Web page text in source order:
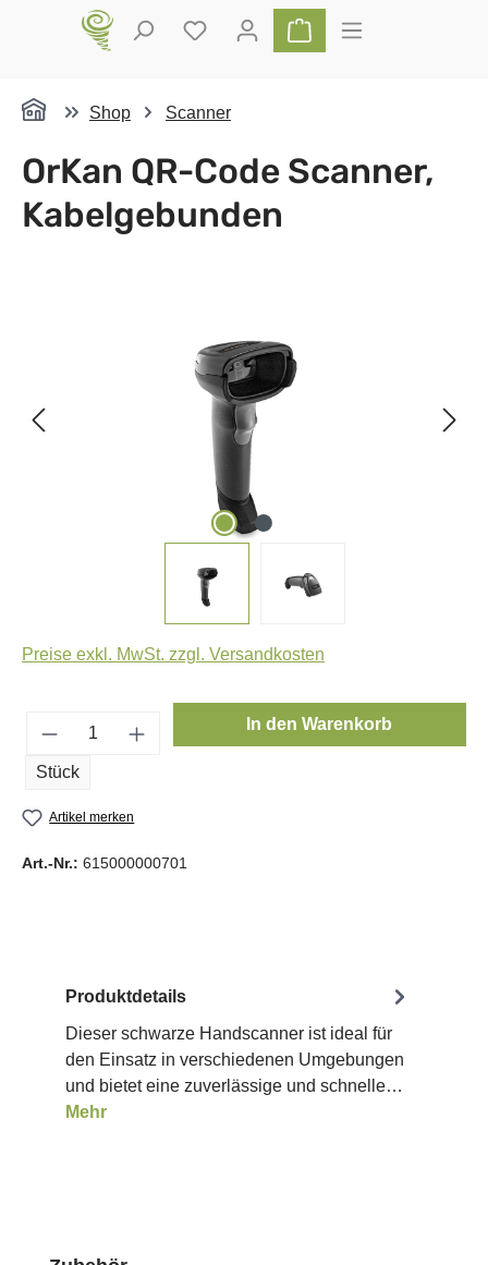
Zum Hauptinhalt springen Du hast 0 Produkte auf dem
Warenkorb enthält 0
Shop Scanner
OrKan QR-Code Scanner,
Kabelgebunden
Preise exkl. MwSt. zzgl. Versandkosten
Produkt Anzahl: Gib den gewünschten
Stück
In den Warenkorb
Artikel merken
Art.-Nr.: 615000000701
Produktdetails
Dieser schwarze Handscanner ist ideal für
den Einsatz in verschiedenen Umgebungen
und bietet eine zuverlässige und schnelle…
Mehr